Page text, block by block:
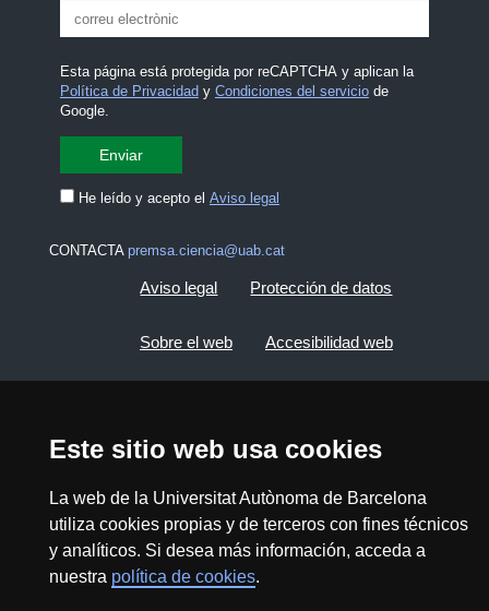
Este sitio web usa cookies
La web de la Universitat Autònoma de Barcelona
utiliza cookies propias y de terceros con fines técnicos
y analíticos. Si desea más información, acceda a
nuestra política de cookies.
Esta página está protegida por reCAPTCHA y aplican la
Política de Privacidad y Condiciones del serviciode
Google.
He leído y acepto el Aviso legal
CONTACTA premsa.ciencia@uab.cat
Aviso legal Protección de datos
Sobre el web Accesibilidad web
No Comercial (CC BY NC) - ISSN: 2014-6388
View low-bandwidth version